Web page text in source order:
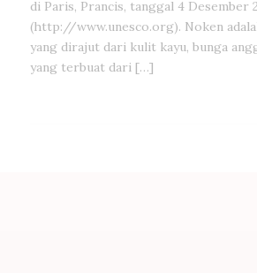
di Paris, Prancis, tanggal 4 Desember
(http://www.unesco.org). Noken
yang dirajut dari kulit kayu, bunga
yang terbuat dari […]